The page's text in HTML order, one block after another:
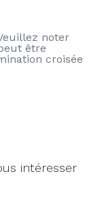
noter
être
croisée
intéresser